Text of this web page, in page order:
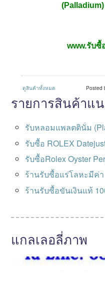
www.รับ
ดูสินค้าทั้งหมด Posted
รายการสินค้าแ
รับหลอมแพลตตินั่ม
รับซื้อ ROLEX
รับซื้อRolex Oyster
ร้านรับซื้อแร่โลหะมีค่า
ร้านรับซื้อขันเงินแท้
แกลเลอลี่ภาพ